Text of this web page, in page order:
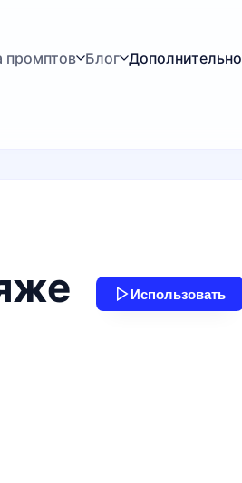
промптов Блог Дополнительно
Использовать